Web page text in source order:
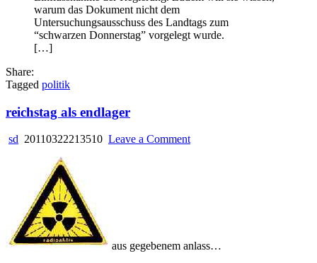
warum das Dokument nicht dem
Untersuchungsausschuss des Landtags zum
“schwarzen Donnerstag” vorgelegt wurde.
[…]
Share:
Tagged politik
reichstag als endlager
sd 20110322213510 Leave a Commenton
aus gegebenem anlass…